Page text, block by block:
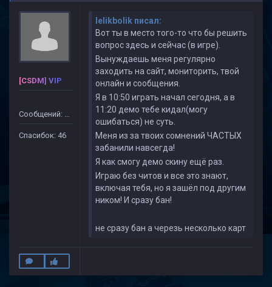
[CSDM] VIP
Сообщений: 499
Спасибок: 46
lelikbolik писал:
Вот ты в место того-то что бы решить
вопрос здесь и сейчас (в игре).
Вынуждаешь меня регулярно
заходить на сайт, мониторить, твой
онлайн и сообщения.
Я в 10:50 играть начал сегодня, а в
11:20 демо тебе кидал(могу
ошибаться) не суть.
Меня из за твоих сомнений ЧАСТЫХ
забанили навсегда!
Я как смогу демо скину ещё раз.
Играю без читов и все это знают,
включая тебя, но я зашёл под другим
ником! И сразу бан!
не сразу бан а черезь несколько карт